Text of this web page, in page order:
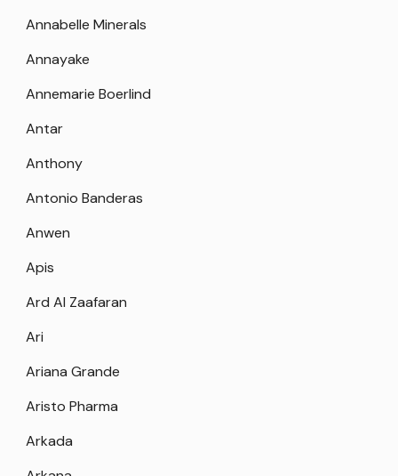
Annabelle Minerals
Annayake
Annemarie Boerlind
Antar
Anthony
Antonio Banderas
Anwen
Apis
Ard Al Zaafaran
Ari
Ariana Grande
Aristo Pharma
Arkada